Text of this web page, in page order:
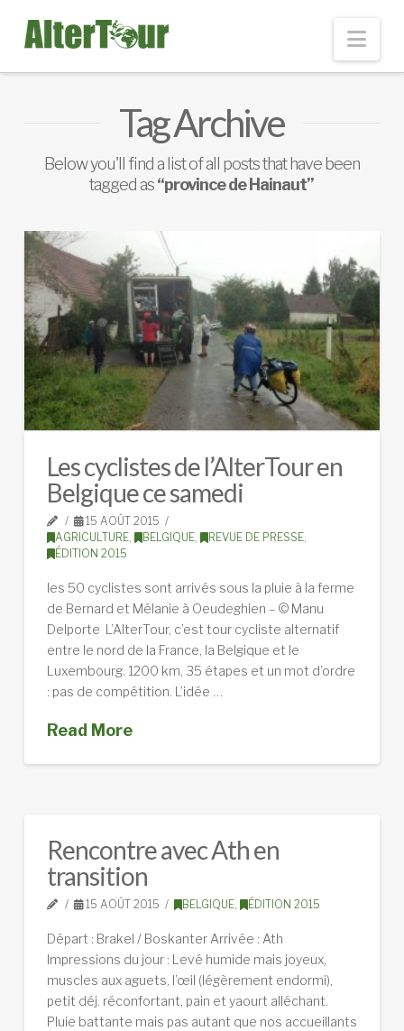
Tag Archive
Below you'll find a list of all posts that have been
tagged as“province de Hainaut”
Les cyclistes de l’AlterTour en
Belgique ce samedi
15 AOÛT 2015
AGRICULTURE, BELGIQUE, REVUE DE PRESSE,
ÉDITION 2015
les 50 cyclistes sont arrivés sous la pluie à la ferme
de Bernard et Mélanie à Oeudeghien – © Manu
Delporte L’AlterTour, c’est tour cycliste alternatif
entre le nord de la France, la Belgique et le
Luxembourg. 1200 km, 35 étapes et un mot d’ordre
: pas de compétition. L’idée …
Read More
Rencontre avec Ath en
transition
15 AOÛT 2015 BELGIQUE, ÉDITION 2015
Départ : Brakel / Boskanter Arrivée : Ath
Impressions du jour : Levé humide mais joyeux,
muscles aux aguets, l’œil (légèrement endormi),
petit déj. réconfortant, pain et yaourt alléchant.
Pluie battante mais pas autant que nos accueillants